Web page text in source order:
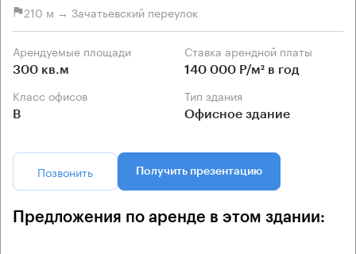
210 м → Зачатьевский переулок
Арендуемые площади
300 кв.м
Ставка арендной платы
140 000 Р/м² в год
Класс офисов
B
Тип здания
Офисное здание
Позвонить Получить презентацию
Предложения по аренде в этом здании: